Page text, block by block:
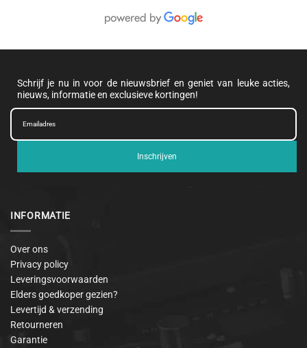
Schrijf je nu in voor de nieuwsbrief en geniet van leuke acties,
nieuws, informatie en exclusieve kortingen!
Inschrijven
INFORMATIE
Over ons
Privacy policy
Leveringsvoorwaarden
Elders goedkoper gezien?
Levertijd & verzending
Retourneren
Garantie